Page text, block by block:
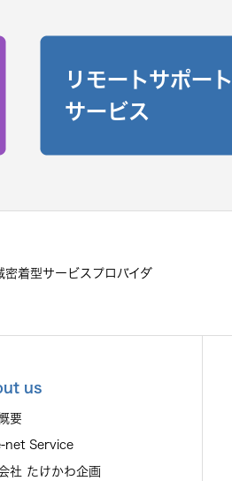
リモートサポート
サービス
密着型サービスプロバイダ
us
要
net Service
社 たけかわ企画